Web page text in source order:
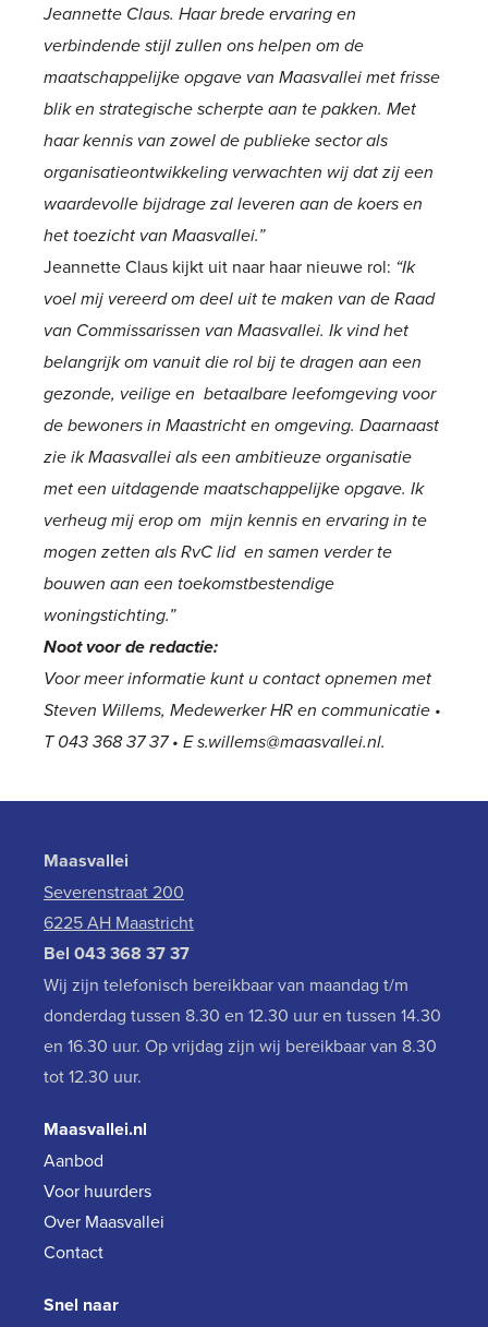
Jeannette Claus. Haar brede ervaring en
verbindende stijl zullen ons helpen om de
maatschappelijke opgave van Maasvallei met frisse
blik en strategische scherpte aan te pakken. Met
haar kennis van zowel de publieke sector als
organisatieontwikkeling verwachten wij dat zij een
waardevolle bijdrage zal leveren aan de koers en
het toezicht van Maasvallei.”
Jeannette Claus kijkt uit naar haar nieuwe rol: “Ik
voel mij vereerd om deel uit te maken van de Raad
van Commissarissen van Maasvallei. Ik vind het
belangrijk om vanuit die rol bij te dragen aan een
gezonde, veilige en betaalbare leefomgeving voor
de bewoners in Maastricht en omgeving. Daarnaast
zie ik Maasvallei als een ambitieuze organisatie
met een uitdagende maatschappelijke opgave. Ik
verheug mij erop om mijn kennis en ervaring in te
mogen zetten als RvC lid en samen verder te
bouwen aan een toekomstbestendige
woningstichting.”
Noot voor de redactie:
Voor meer informatie kunt u contact opnemen met
Steven Willems, Medewerker HR en communicatie •
T 043 368 37 37 • E s.willems@maasvallei.nl.
Maasvallei
Severenstraat 200
6225 AH Maastricht
Bel 043 368 37 37
Wij zijn telefonisch bereikbaar van maandag t/m
donderdag tussen 8.30 en 12.30 uur en tussen 14.30
en 16.30 uur. Op vrijdag zijn wij bereikbaar van 8.30
tot 12.30 uur.
Maasvallei.nl
Aanbod
Voor huurders
Over Maasvallei
Contact
Snel naar